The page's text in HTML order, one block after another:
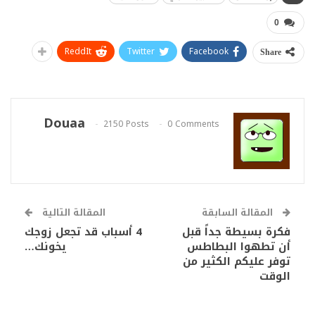
0
Share
Facebook
Twitter
ReddIt
Douaa 2150 Posts 0 Comments
المقالة السابقة
فكرة بسيطة جداً قبل
أن تطهوا البطاطس
توفر عليكم الكثير من
الوقت
المقالة التالية
4 أسباب قد تجعل زوجك
يخونك…